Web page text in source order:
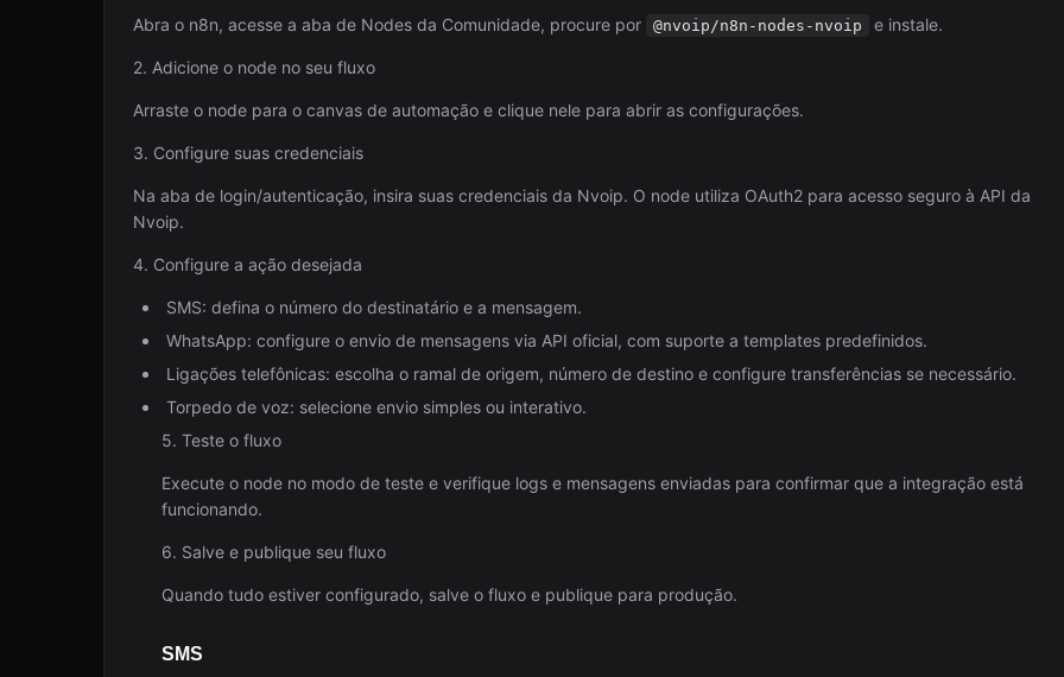
Abra o n8n, acesse a aba de Nodes da Comunidade, procure por @nvoip/n8n-nodes-nvoip e instale.
2. Adicione o node no seu fluxo
Arraste o node para o canvas de automação e clique nele para abrir as configurações.
3. Configure suas credenciais
Na aba de login/autenticação, insira suas credenciais da Nvoip. O node utiliza OAuth2 para acesso seguro à API da
Nvoip.
4. Configure a ação desejada
SMS: defina o número do destinatário e a mensagem.
WhatsApp: configure o envio de mensagens via API oficial, com suporte a templates predefinidos.
Ligações telefônicas: escolha o ramal de origem, número de destino e configure transferências se necessário.
Torpedo de voz: selecione envio simples ou interativo.
5. Teste o fluxo
Execute o node no modo de teste e verifique logs e mensagens enviadas para confirmar que a integração está
funcionando.
6. Salve e publique seu fluxo
Quando tudo estiver configurado, salve o fluxo e publique para produção.
SMS